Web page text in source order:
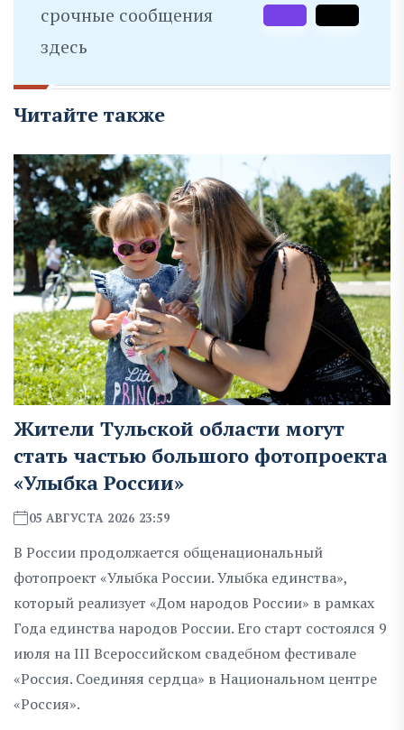
срочные сообщения
здесь
Читайте также
Жители Тульской области могут
стать частью большого фотопроекта
«Улыбка России»
05 АВГУСТА 2026 23:59
В России продолжается общенациональный
фотопроект «Улыбка России. Улыбка единства»,
который реализует «Дом народов России» в рамках
Года единства народов России. Его старт состоялся 9
июля на III Всероссийском свадебном фестивале
«Россия. Соединяя сердца» в Национальном центре
«Россия».